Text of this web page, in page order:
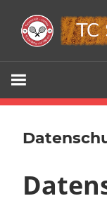
Inhalt
springen